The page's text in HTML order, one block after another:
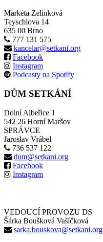
Markéta Zelinková
Teyschlova 14
635 00 Brno
777 131 575
kancelar@setkani.org
Facebook
Instagram
Podcasty na Spotify
DŮM SETKÁNÍ
Dolní Albeřice 1
542 26 Horní Maršov
SPRÁVCE
Jaroslav Vrábel
736 537 122
dum@setkani.org
Facebook
Instagram
VEDOUCÍ PROVOZU DS
Šárka Boušková Vašíčková
sarka.bouskova@setkani.org